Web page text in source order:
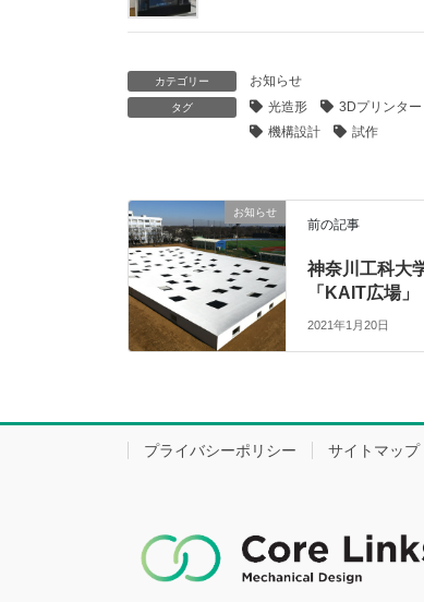
カテゴリー お知らせ
タグ 光造形 3Dプリンター
機構設計
試作
お知らせ
前の記事
神奈川工科大
「KAIT広場」
2021年1月20日
プライバシーポリシー サイトマップ